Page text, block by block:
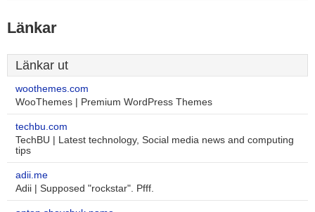
Länkar
Länkar ut
woothemes.com
WooThemes | Premium WordPress Themes
techbu.com
TechBU | Latest technology, Social media news and computing
tips
adii.me
Adii | Supposed "rockstar". Pfff.